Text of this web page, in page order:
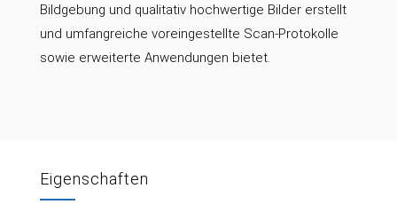
Bildgebung und qualitativ hochwertige Bilder erstellt
und umfangreiche voreingestellte Scan-Protokolle
sowie erweiterte Anwendungen bietet.
Eigenschaften